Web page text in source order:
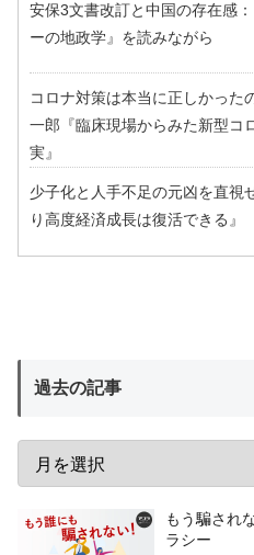
安保3文書改訂と中国の存在感
ーの地政学』を読みながら
コロナ対策は本当に正しかった
一郎『臨床現場からみた新型コ
実』
少子化と人手不足の元凶を直視
り高度経済成長は復活できる』
過去の記事
もう騙され
ラシー